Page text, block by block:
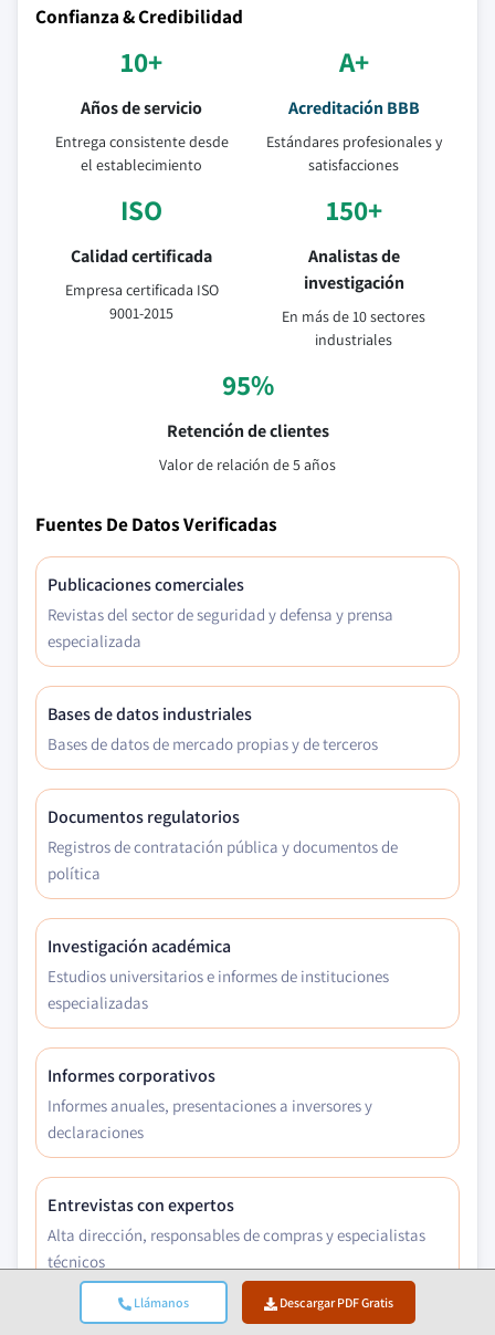
Llámanos Descargar PDF Gratis
Confianza & Credibilidad
10+
Años de servicio
Entrega consistente desde
el establecimiento
A+
Acreditación BBB
Estándares profesionales y
satisfacciones
ISO
Calidad certificada
Empresa certificada ISO
9001-2015
150+
Analistas de
investigación
En más de 10 sectores
industriales
95%
Retención de clientes
Valor de relación de 5 años
Fuentes De Datos Verificadas
Publicaciones comerciales
Revistas del sector de seguridad y defensa y prensa
especializada
Bases de datos industriales
Bases de datos de mercado propias y de terceros
Documentos regulatorios
Registros de contratación pública y documentos de
política
Investigación académica
Estudios universitarios e informes de instituciones
especializadas
Informes corporativos
Informes anuales, presentaciones a inversores y
declaraciones
Entrevistas con expertos
Alta dirección, responsables de compras y especialistas
técnicos